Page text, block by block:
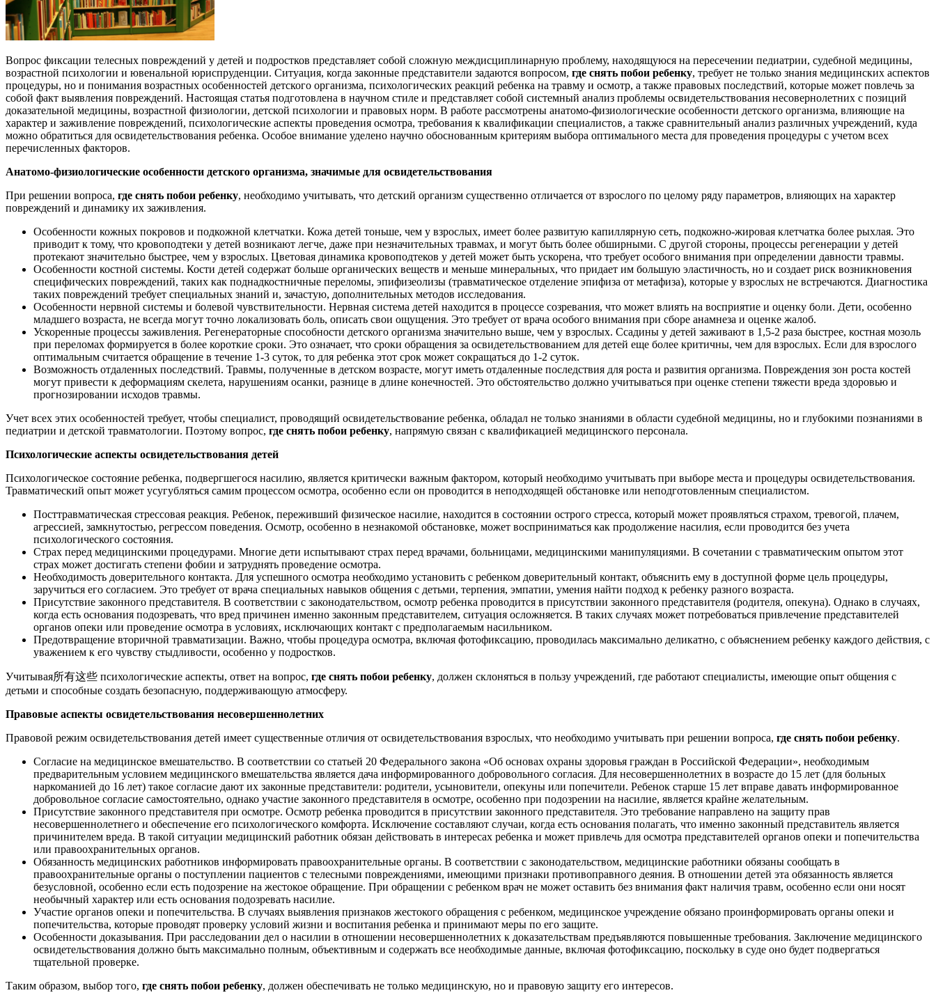
Вопрос фиксации телесных повреждений у детей и подростков представляет собой сложную междисциплинарную проблему, находящуюся на пересечении педиатрии, судебной медицины,
возрастной психологии и ювенальной юриспруденции. Ситуация, когда законные представители задаются вопросом, где снять побои ребенку, требует не только знания медицинских аспектов
процедуры, но и понимания возрастных особенностей детского организма, психологических реакций ребенка на травму и осмотр, а также правовых последствий, которые может повлечь за
собой факт выявления повреждений. Настоящая статья подготовлена в научном стиле и представляет собой системный анализ проблемы освидетельствования несовернолетних с позиций
доказательной медицины, возрастной физиологии, детской психологии и правовых норм. В работе рассмотрены анатомо-физиологические особенности детского организма, влияющие на
характер и заживление повреждений, психологические аспекты проведения осмотра, требования к квалификации специалистов, а также сравнительный анализ различных учреждений, куда
можно обратиться для освидетельствования ребенка. Особое внимание уделено научно обоснованным критериям выбора оптимального места для проведения процедуры с учетом всех
перечисленных факторов.
Анатомо-физиологические особенности детского организма, значимые для освидетельствования
При решении вопроса, где снять побои ребенку, необходимо учитывать, что детский организм существенно отличается от взрослого по целому ряду параметров, влияющих на характер
повреждений и динамику их заживления.
Особенности кожных покровов и подкожной клетчатки. Кожа детей тоньше, чем у взрослых, имеет более развитую капиллярную сеть, подкожно-жировая клетчатка более рыхлая. Это
приводит к тому, что кровоподтеки у детей возникают легче, даже при незначительных травмах, и могут быть более обширными. С другой стороны, процессы регенерации у детей
протекают значительно быстрее, чем у взрослых. Цветовая динамика кровоподтеков у детей может быть ускорена, что требует особого внимания при определении давности травмы.
Особенности костной системы. Кости детей содержат больше органических веществ и меньше минеральных, что придает им большую эластичность, но и создает риск возникновения
специфических повреждений, таких как поднадкостничные переломы, эпифизеолизы (травматическое отделение эпифиза от метафиза), которые у взрослых не встречаются. Диагностика
таких повреждений требует специальных знаний и, зачастую, дополнительных методов исследования.
Особенности нервной системы и болевой чувствительности. Нервная система детей находится в процессе созревания, что может влиять на восприятие и оценку боли. Дети, особенно
младшего возраста, не всегда могут точно локализовать боль, описать свои ощущения. Это требует от врача особого внимания при сборе анамнеза и оценке жалоб.
Ускоренные процессы заживления. Регенераторные способности детского организма значительно выше, чем у взрослых. Ссадины у детей заживают в 1,5-2 раза быстрее, костная мозоль
при переломах формируется в более короткие сроки. Это означает, что сроки обращения за освидетельствованием для детей еще более критичны, чем для взрослых. Если для взрослого
оптимальным считается обращение в течение 1-3 суток, то для ребенка этот срок может сокращаться до 1-2 суток.
Возможность отдаленных последствий. Травмы, полученные в детском возрасте, могут иметь отдаленные последствия для роста и развития организма. Повреждения зон роста костей
могут привести к деформациям скелета, нарушениям осанки, разнице в длине конечностей. Это обстоятельство должно учитываться при оценке степени тяжести вреда здоровью и
прогнозировании исходов травмы.
Учет всех этих особенностей требует, чтобы специалист, проводящий освидетельствование ребенка, обладал не только знаниями в области судебной медицины, но и глубокими познаниями в
педиатрии и детской травматологии. Поэтому вопрос, где снять побои ребенку, напрямую связан с квалификацией медицинского персонала.
Психологические аспекты освидетельствования детей
Психологическое состояние ребенка, подвергшегося насилию, является критически важным фактором, который необходимо учитывать при выборе места и процедуры освидетельствования.
Травматический опыт может усугубляться самим процессом осмотра, особенно если он проводится в неподходящей обстановке или неподготовленным специалистом.
Посттравматическая стрессовая реакция. Ребенок, переживший физическое насилие, находится в состоянии острого стресса, который может проявляться страхом, тревогой, плачем,
агрессией, замкнутостью, регрессом поведения. Осмотр, особенно в незнакомой обстановке, может восприниматься как продолжение насилия, если проводится без учета
психологического состояния.
Страх перед медицинскими процедурами. Многие дети испытывают страх перед врачами, больницами, медицинскими манипуляциями. В сочетании с травматическим опытом этот
страх может достигать степени фобии и затруднять проведение осмотра.
Необходимость доверительного контакта. Для успешного осмотра необходимо установить с ребенком доверительный контакт, объяснить ему в доступной форме цель процедуры,
заручиться его согласием. Это требует от врача специальных навыков общения с детьми, терпения, эмпатии, умения найти подход к ребенку разного возраста.
Присутствие законного представителя. В соответствии с законодательством, осмотр ребенка проводится в присутствии законного представителя (родителя, опекуна). Однако в случаях,
когда есть основания подозревать, что вред причинен именно законным представителем, ситуация осложняется. В таких случаях может потребоваться привлечение представителей
органов опеки или проведение осмотра в условиях, исключающих контакт с предполагаемым насильником.
Предотвращение вторичной травматизации. Важно, чтобы процедура осмотра, включая фотофиксацию, проводилась максимально деликатно, с объяснением ребенку каждого действия, с
уважением к его чувству стыдливости, особенно у подростков.
Учитывая所有这些 психологические аспекты, ответ на вопрос, где снять побои ребенку, должен склоняться в пользу учреждений, где работают специалисты, имеющие опыт общения с
детьми и способные создать безопасную, поддерживающую атмосферу.
Правовые аспекты освидетельствования несовершеннолетних
Правовой режим освидетельствования детей имеет существенные отличия от освидетельствования взрослых, что необходимо учитывать при решении вопроса, где снять побои ребенку.
Согласие на медицинское вмешательство. В соответствии со статьей 20 Федерального закона «Об основах охраны здоровья граждан в Российской Федерации», необходимым
предварительным условием медицинского вмешательства является дача информированного добровольного согласия. Для несовершеннолетних в возрасте до 15 лет (для больных
наркоманией до 16 лет) такое согласие дают их законные представители: родители, усыновители, опекуны или попечители. Ребенок старше 15 лет вправе давать информированное
добровольное согласие самостоятельно, однако участие законного представителя в осмотре, особенно при подозрении на насилие, является крайне желательным.
Присутствие законного представителя при осмотре. Осмотр ребенка проводится в присутствии законного представителя. Это требование направлено на защиту прав
несовершеннолетнего и обеспечение его психологического комфорта. Исключение составляют случаи, когда есть основания полагать, что именно законный представитель является
причинителем вреда. В такой ситуации медицинский работник обязан действовать в интересах ребенка и может привлечь для осмотра представителей органов опеки и попечительства
или правоохранительных органов.
Обязанность медицинских работников информировать правоохранительные органы. В соответствии с законодательством, медицинские работники обязаны сообщать в
правоохранительные органы о поступлении пациентов с телесными повреждениями, имеющими признаки противоправного деяния. В отношении детей эта обязанность является
безусловной, особенно если есть подозрение на жестокое обращение. При обращении с ребенком врач не может оставить без внимания факт наличия травм, особенно если они носят
необычный характер или есть основания подозревать насилие.
Участие органов опеки и попечительства. В случаях выявления признаков жестокого обращения с ребенком, медицинское учреждение обязано проинформировать органы опеки и
попечительства, которые проводят проверку условий жизни и воспитания ребенка и принимают меры по его защите.
Особенности доказывания. При расследовании дел о насилии в отношении несовершеннолетних к доказательствам предъявляются повышенные требования. Заключение медицинского
освидетельствования должно быть максимально полным, объективным и содержать все необходимые данные, включая фотофиксацию, поскольку в суде оно будет подвергаться
тщательной проверке.
Таким образом, выбор того, где снять побои ребенку, должен обеспечивать не только медицинскую, но и правовую защиту его интересов.